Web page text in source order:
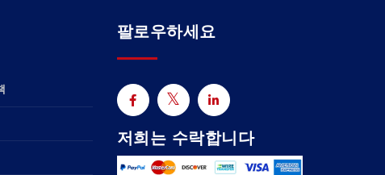
팔로우하세요
저희는 수락합니다